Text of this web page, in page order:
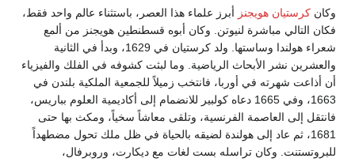
وكان كرستيان هويجنز أبرز علماء هذا العصر، باستثناء عالم واحد فقط،
فكان التالي مباشرة لنيوتن. وكان أبوه قسطنطين هويجنز من ألمع
شعراء هولندا وساستها. ولد كرستيان في 1629، وبدأ في الثانية
والعشرين نشر الأبحاث الرياضية. وما لبثت كشوفه في الفلك والفيزياء
أن أذاعت شهرته في أوربا، فانتخب زميلاً للجمعية الملكية بلندن في
1663، وفي 1665 دعاه كولبير للانضمام إلى أكاديمية العلوم بباريس،
فانتقل إلى العاصمة الفرنسية، وتلقى معاشاً سخياً، ومكث بها حتى
1681، ثم عاد إلى هولندة لضيقه بالحياة في ظل ملك تحول مضطهداً
للبروتستنت. وكان تراسله بست لغات مع ديكارت، وروبرفال،